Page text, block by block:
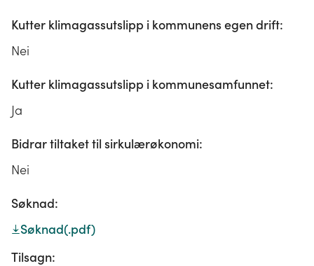
Kutter klimagassutslipp i kommunens egen drift:
Nei
Kutter klimagassutslipp i kommunesamfunnet:
Ja
Bidrar tiltaket til sirkulærøkonomi:
Nei
Søknad:
Søknad(.pdf)
Tilsagn: